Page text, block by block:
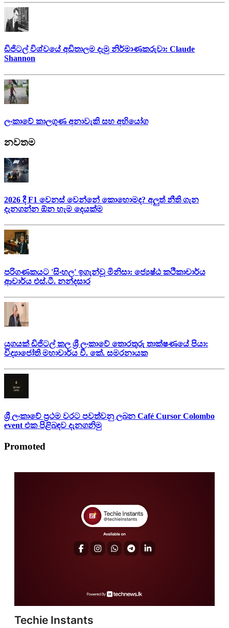
ඩිජිටල් විශ්වයේ අඩිතාලම දැමු නිර්මාණකරුවා: Claude
Shannon
ලංකාවේ කාලගුණ අනාවැකි සහ අභියෝග
නවතම
2026 දී F1 වෙනස් වෙන්නේ කොහොමද? අලුත් නීති ගැන
දැනගන්න ඕන හැම දෙයක්ම
පරිගණකයට 'සිංහල' ඉගැන්වූ මිනිසා: ජ්‍යෙෂ්ඨ කථිකාචාර්ය
ආචාර්ය එස්.ටී. නන්දසාර
යුගයක් ඩිජිටල් කල ශ්‍රී ලංකාවේ තොරතුරු තාක්ෂණයේ පියා:
විද්‍යාජෝති මහාචාර්ය වී. කේ. සමරනායක
ශ්‍රී ලංකාවේ ප්‍රථම වරට පවත්වනු ලබන Café Cursor Colombo
event එක පිළිබඳව දැනගනිමු
Promoted
Techie Instants